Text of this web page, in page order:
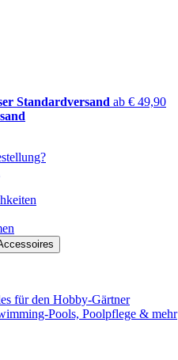
Standardversand ab € 49,90
für den Hobby-Gärtner
Pools, Poolpflege & mehr